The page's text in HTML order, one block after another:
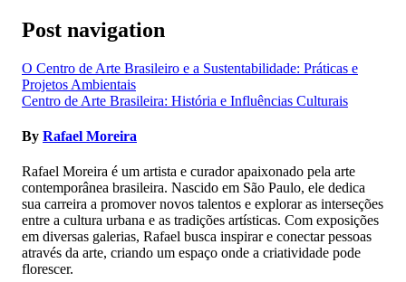
Post navigation
O Centro de Arte Brasileiro e a Sustentabilidade: Práticas e
Projetos Ambientais
Centro de Arte Brasileira: História e Influências Culturais
By Rafael Moreira
Rafael Moreira é um artista e curador apaixonado pela arte
contemporânea brasileira. Nascido em São Paulo, ele dedica
sua carreira a promover novos talentos e explorar as interseções
entre a cultura urbana e as tradições artísticas. Com exposições
em diversas galerias, Rafael busca inspirar e conectar pessoas
através da arte, criando um espaço onde a criatividade pode
florescer.